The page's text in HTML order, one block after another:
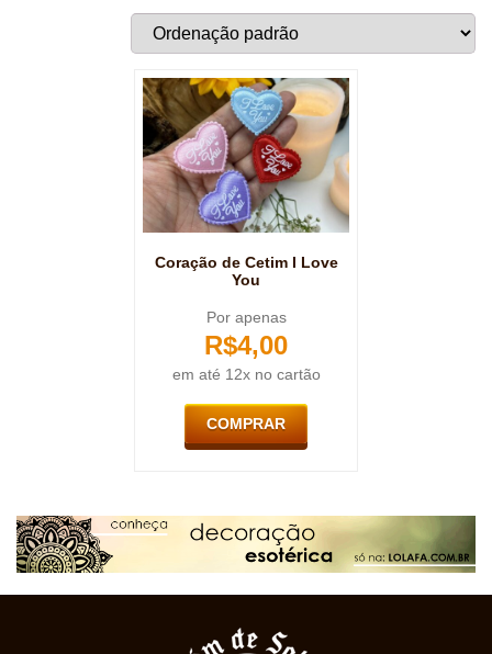
Coração de Cetim I Love
You
Por apenas
R$4,00
em até 12x no cartão
COMPRAR